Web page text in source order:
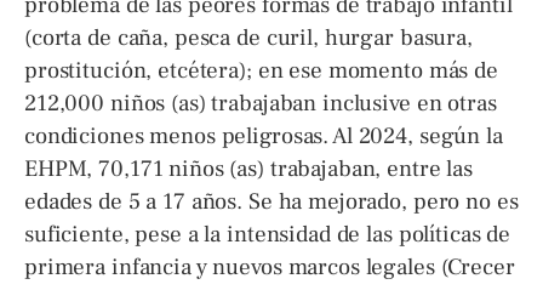
(corta de caña, pesca de curil, hurgar basura,
prostitución, etcétera); en ese momento más de
212,000 niños (as) trabajaban inclusive en otras
condiciones menos peligrosas. Al 2024, según la
EHPM, 70,171 niños (as) trabajaban, entre las
edades de 5 a 17 años. Se ha mejorado, pero no es
suficiente, pese a la intensidad de las políticas de
primera infancia y nuevos marcos legales (Crecer